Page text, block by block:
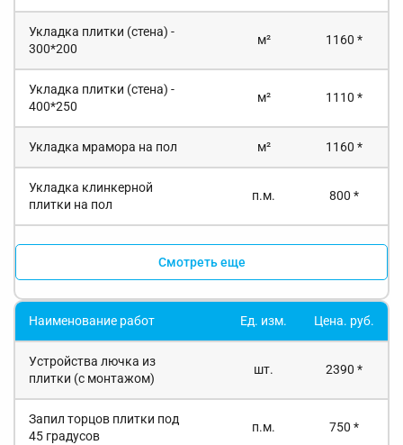
Укладка плитки (стена) -
300*200
м² 1160 *
Укладка плитки (стена) -
400*250
м² 1110 *
Укладка мрамора на пол м² 1160 *
Укладка клинкерной
плитки на пол
п.м. 800 *
Смотреть еще
Наименование работ Ед. изм. Цена. руб.
Устройства лючка из
плитки (с монтажом)
шт. 2390 *
Запил торцов плитки под
45 градусов
п.м. 750 *